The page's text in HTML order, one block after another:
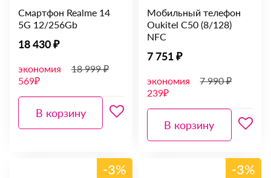
Смартфон Realme 14
5G 12/256Gb
18 430 ₽
экономия
569₽
18 999 ₽
В корзину
Мобильный телефон
Oukitel С50 (8/128)
NFC
7 751 ₽
экономия
239₽
7 990 ₽
В корзину
-3% -3%